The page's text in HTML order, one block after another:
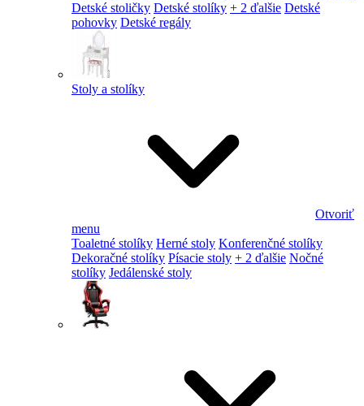
Detské stoličky Detské stolíky + 2 ďalšie Detské
pohovky Detské regály
Stoly a stolíky
Otvoriť
menu
Toaletné stolíky Herné stoly Konferenčné stolíky
Dekoračné stolíky Písacie stoly + 2 ďalšie Nočné
stolíky Jedálenské stoly